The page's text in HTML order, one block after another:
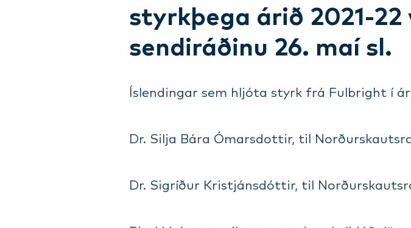
styrkþega árið 2021-
sendiráðinu 26. maí sl.
Íslendingar sem hljóta styrk frá Fulbright í
Dr. Silja Bára Ómarsdottir, til
Dr. Sigríður Kristjánsdóttir, til